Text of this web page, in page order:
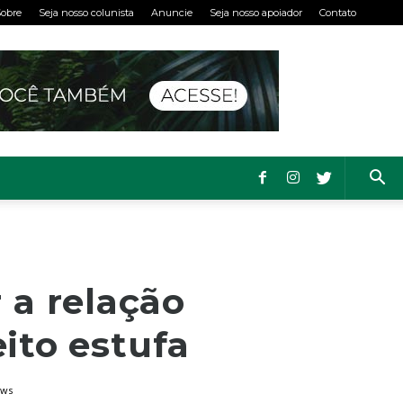
Seja nosso colunista Anuncie Seja nosso apoiador Contato
relação
estufa